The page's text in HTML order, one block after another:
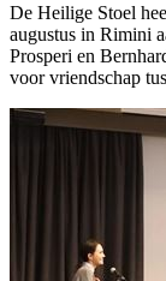
De Heilige Stoel
augustus in Rimini
Prosperi en
voor vriendschap